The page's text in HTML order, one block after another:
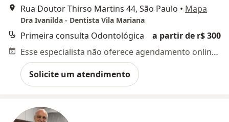
Rua Doutor Thirso Martins 44, São Paulo • Mapa
Dra Ivanilda - Dentista Vila Mariana
Primeira consulta Odontológica
a partir de r$ 300
Esse especialista não oferece agendamento online para esse endereço.
Solicite um atendimento